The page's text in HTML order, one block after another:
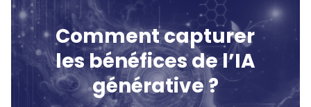
Comment capturer
les bénéfices de l’IA
générative ?